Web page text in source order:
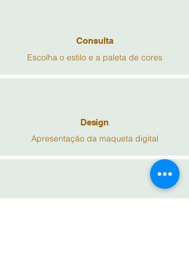
Consulta
Escolha o estilo e a paleta de cores
Design
Apresentação da maqueta digital